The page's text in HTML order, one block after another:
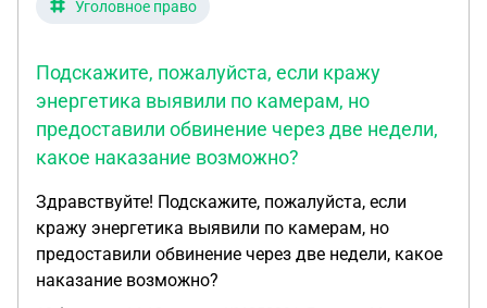
месяц за разбитую фару его машины пр причине
страхования. А также хочу потребовать
компенсацию морального ущерба от стресса от
аварии. Тогда я в 2-3 секунды по видео записи с
камеры переднего вида моей машины едва не
бокового удара. Думаю выиграть в суде дело и
получить 50 тысяч долларов за моральный ущерб
и вред и 2000 долларов за оплату украинцу за
разбитую фару, где даже потом горела лампочка
Уголовное право
Подскажите, пожалуйста, если кражу
энергетика выявили по камерам, но
предоставили обвинение через две недели,
какое наказание возможно?
Здравствуйте! Подскажите, пожалуйста, если
кражу энергетика выявили по камерам, но
предоставили обвинение через две недели, какое
наказание возможно?